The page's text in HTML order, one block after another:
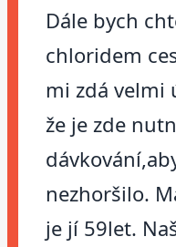
Dále bych
chloridem
mi zdá velmi
že je zde
nezhoršilo.
je jí 59let.